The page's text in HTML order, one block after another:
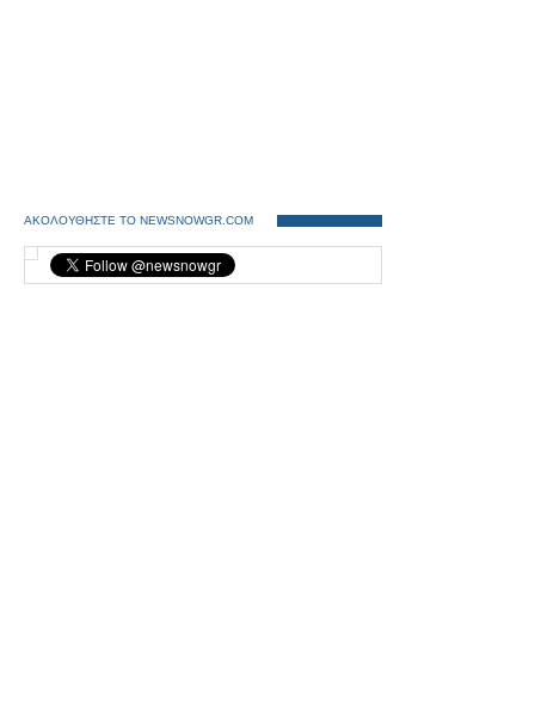
ΑΚΟΛΟΥΘΗΣΤΕ ΤΟ NEWSNOWGR.COM